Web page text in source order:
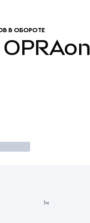
В ОБОРОТЕ
OPRAon
1ч